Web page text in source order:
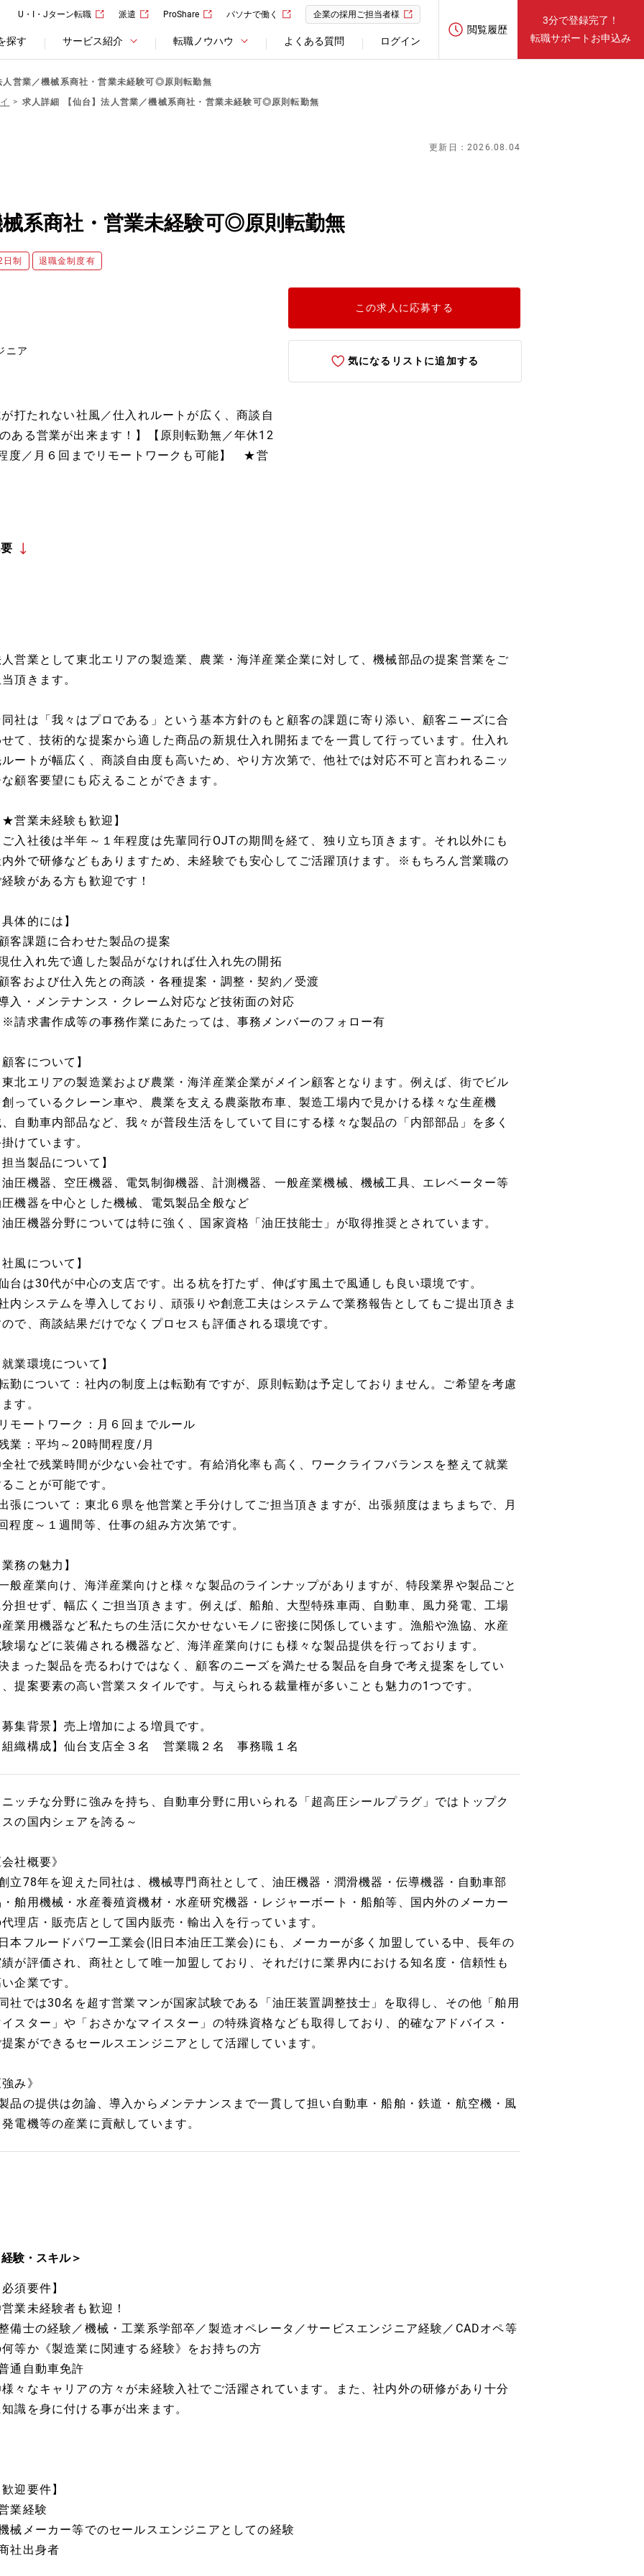
U・I・Jターン転職 派遣 ProShare パソナで働く 企業の採用ご担当者様
探す サービス紹介 転職ノウハウ よくある質問 ログイン
閲覧履歴
3分で登録完了！
転職サポートお申込み
人営業／機械系商社・営業未経験可◎原則転勤無
求人詳細 【仙台】法人営業／機械系商社・営業未経験可◎原則転勤無
更新日：2026.08.04
系商社・営業未経験可◎原則転勤無
制 退職金制度有
ニア
打たれない社風／仕入れルートが広く、商談自
ある営業が出来ます！】【原則転勤無／年休12
度／月６回までリモートワークも可能】 ★営
この求人に応募する
気になるリストに追加する
営業として東北エリアの製造業、農業・海洋産業企業に対して、機械部品の提案営業をご
当頂きます。
社は「我々はプロである」という基本方針のもと顧客の課題に寄り添い、顧客ニーズに合
て、技術的な提案から適した商品の新規仕入れ開拓までを一貫して行っています。仕入れ
ートが幅広く、商談自由度も高いため、やり方次第で、他社では対応不可と言われるニッ
顧客要望にも応えることができます。
営業未経験も歓迎】
入社後は半年～１年程度は先輩同行OJTの期間を経て、独り立ち頂きます。それ以外にも
内外で研修などもありますため、未経験でも安心してご活躍頂けます。※もちろん営業職の
験がある方も歓迎です！
体的には】
客課題に合わせた製品の提案
仕入れ先で適した製品がなければ仕入れ先の開拓
客および仕入先との商談・各種提案・調整・契約／受渡
入・メンテナンス・クレーム対応など技術面の対応
求書作成等の事務作業にあたっては、事務メンバーのフォロー有
客について】
北エリアの製造業および農業・海洋産業企業がメイン顧客となります。例えば、街でビル
っているクレーン車や、農業を支える農薬散布車、製造工場内で見かける様々な生産機
自動車内部品など、我々が普段生活をしていて目にする様々な製品の「内部部品」を多く
けています。
当製品について】
圧機器、空圧機器、電気制御機器、計測機器、一般産業機械、機械工具、エレベーター等
機器を中心とした機械、電気製品全般など
圧機器分野については特に強く、国家資格「油圧技能士」が取得推奨とされています。
風について】
台は30代が中心の支店です。出る杭を打たず、伸ばす風土で風通しも良い環境です。
内システムを導入しており、頑張りや創意工夫はシステムで業務報告としてもご提出頂きま
で、商談結果だけでなくプロセスも評価される環境です。
業環境について】
勤について：社内の制度上は転勤有ですが、原則転勤は予定しておりません。ご希望を考慮
す。
モートワーク：月６回までルール
業：平均～20時間程度/月
社で残業時間が少ない会社です。有給消化率も高く、ワークライフバランスを整えて就業
ことが可能です。
張について：東北６県を他営業と手分けしてご担当頂きますが、出張頻度はまちまちで、月
程度～１週間等、仕事の組み方次第です。
務の魅力】
般産業向け、海洋産業向けと様々な製品のラインナップがありますが、特段業界や製品ごと
担せず、幅広くご担当頂きます。例えば、船舶、大型特殊車両、自動車、風力発電、工場
業用機器など私たちの生活に欠かせないモノに密接に関係しています。漁船や漁協、水産
場などに装備される機器など、海洋産業向けにも様々な製品提供を行っております。
まった製品を売るわけではなく、顧客のニーズを満たせる製品を自身で考え提案をしてい
提案要素の高い営業スタイルです。与えられる裁量権が多いことも魅力の1つです。
集背景】売上増加による増員です。
組織構成】仙台支店全３名 営業職２名 事務職１名
ッチな分野に強みを持ち、自動車分野に用いられる「超高圧シールプラグ」ではトップク
の国内シェアを誇る～
社概要》
立78年を迎えた同社は、機械専門商社として、油圧機器・潤滑機器・伝導機器・自動車部
舶用機械・水産養殖資機材・水産研究機器・レジャーボート・船舶等、国内外のメーカー
理店・販売店として国内販売・輸出入を行っています。
本フルードパワー工業会(旧日本油圧工業会)にも、メーカーが多く加盟している中、長年の
が評価され、商社として唯一加盟しており、それだけに業界内における知名度・信頼性も
企業です。
社では30名を超す営業マンが国家試験である「油圧装置調整技士」を取得し、その他「舶用
スター」や「おさかなマイスター」の特殊資格なども取得しており、的確なアドバイス・
案ができるセールスエンジニアとして活躍しています。
み》
品の提供は勿論、導入からメンテナンスまで一貫して担い自動車・船舶・鉄道・航空機・風
電機等の産業に貢献しています。
験・スキル＞
須要件】
業未経験者も歓迎！
備士の経験／機械・工業系学部卒／製造オペレータ／サービスエンジニア経験／CADオペ等
等か《製造業に関連する経験》をお持ちの方
通自動車免許
々なキャリアの方々が未経験入社でご活躍されています。また、社内外の研修があり十分
識を身に付ける事が出来ます。
迎要件】
業経験
械メーカー等でのセールスエンジニアとしての経験
社出身者